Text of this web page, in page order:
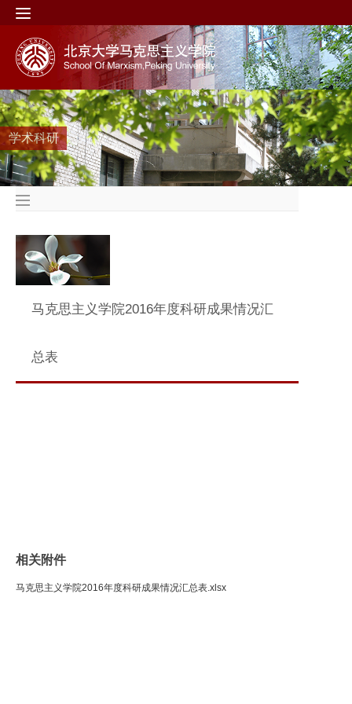
学术科研
马克思主义学院2016年度科研成果情况汇
总表
相关附件
马克思主义学院2016年度科研成果情况汇总表.xlsx